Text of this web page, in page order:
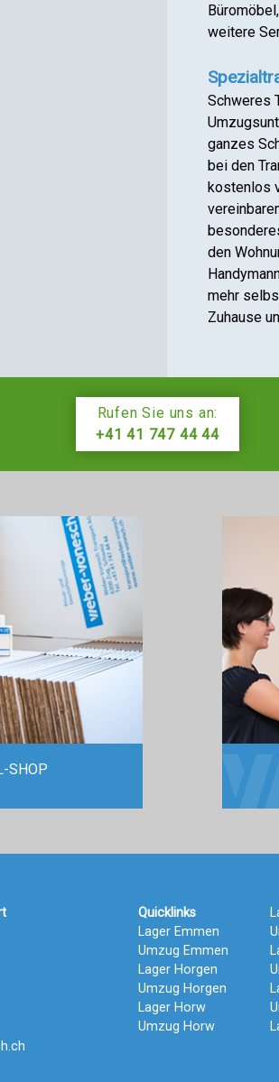
weitere
Schweres
ganzes
bei den
kostenlos
den
mehr
Zuhause
Rufen Sie uns an:
+41 41 747 44 44
SHOP
Quicklinks
Lager Emmen
Umzug Emmen
Lager Horgen
Umzug Horgen
Lager Horw
Umzug Horw